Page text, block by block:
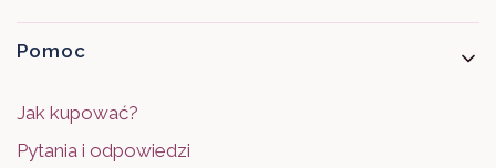
Pomoc
Jak kupować?
Pytania i odpowiedzi